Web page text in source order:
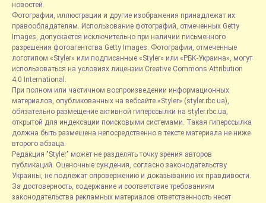
новостей.
Фотографии, иллюстрации и другие изображения принадлежат их
правообладателям. Использование фотографий, отмеченных Getty
Images, допускается исключительно при наличии письменного
разрешения фотоагентства Getty Images. Фотографии, отмеченные
логотипом «Styler» или подписанные «Styler» или «РБК-Украина», могут
использоваться на условиях лицензии Creative Commons Attribution
4.0 International.
При полном или частичном воспроизведении информационных
материалов, опубликованных на вебсайте «Styler» (styler.rbc.ua),
обязательно размещение активной гиперссылки на styler.rbc.ua,
открытой для индексации поисковыми системами. Такая гиперссылка
должна быть размещена непосредственно в тексте материала не ниже
второго абзаца.
Редакция "Styler" может не разделять точку зрения авторов
публикаций. Оценочные суждения, согласно законодательству
Украины, не подлежат опровержению и доказыванию их правдивости.
За достоверность, содержание и соответствие требованиям
законодательства рекламных материалов ответственность несет